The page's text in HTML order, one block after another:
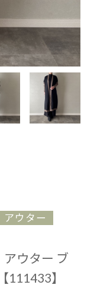
アウター
アウター ブ
111433】